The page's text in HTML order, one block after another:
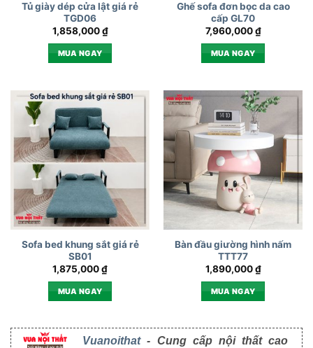
Tủ giày dép cửa lật giá rẻ
TGD06
1,858,000₫
MUA NGAY
Ghế sofa đơn bọc da cao
cấp GL70
7,960,000₫
MUA NGAY
Sofa bed khung sắt giá rẻ
SB01
1,875,000₫
MUA NGAY
Bàn đầu giường hình nấm
TTT77
1,890,000₫
MUA NGAY
Vuanoithat- Cung cấp nội thất cao